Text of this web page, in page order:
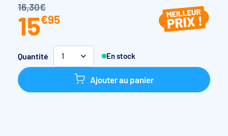
16,30€
15€95
Quantité 1 En stock
Ajouter au panier